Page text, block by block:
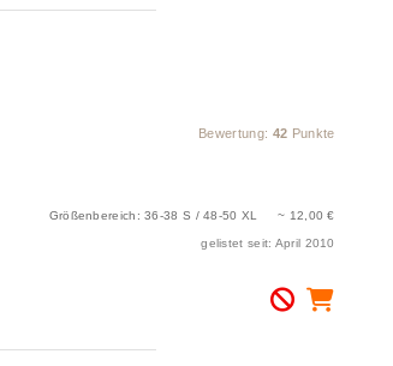
Bewertung: 42 Punkte
Größenbereich: 36-38 S / 48-50 XL ~ 12,00 €
gelistet seit: April 2010